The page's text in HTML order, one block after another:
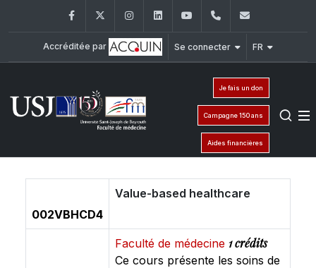
FacebookTwitter InstagramLinkedInYouTube+961 (1) 421 235
Accréditée par Se connecter FR
Je fais un don
Campagne 150 ans
Aides financières
002VBHCD4
Value-based healthcare
Faculté de médecine 1 crédits
Ce cours présente les soins de